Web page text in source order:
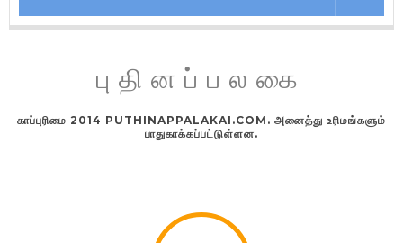
புதினப்பலகை
காப்புரிமை 2014 PUTHINAPPALAKAI.COM. அனைத்து உரிமங்களும்
பாதுகாக்கப்பட்டுள்ளன.